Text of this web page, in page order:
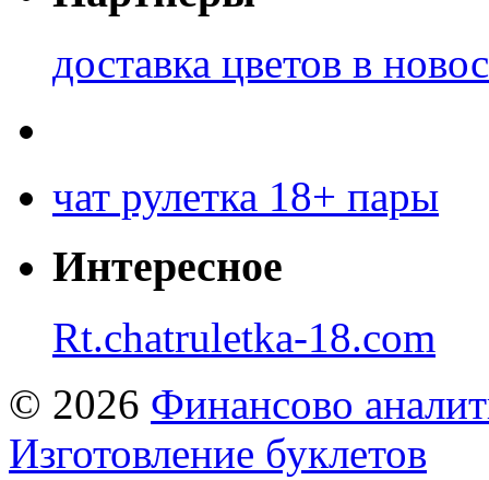
доставка цветов в
чат рулетка 18+ пары
Интересное
Rt.chatruletka-18.com
© 2026 Финансово
Изготовление буклетов